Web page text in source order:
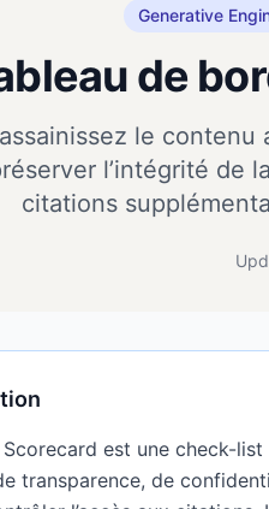
Generative
de
le
l’intégrité de
citations
Scorecard est une check-
transparence, de